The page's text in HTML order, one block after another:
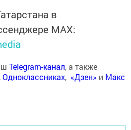
в
MАХ:
Telegram-канал, а также
,Одноклассниках, «Дзен» и Макс